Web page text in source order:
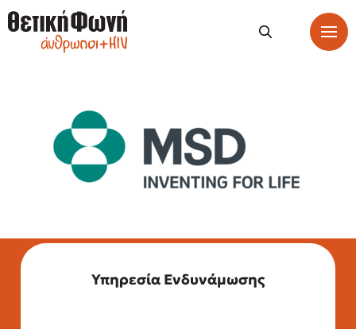
Υπηρεσία Ενδυνάμωσης